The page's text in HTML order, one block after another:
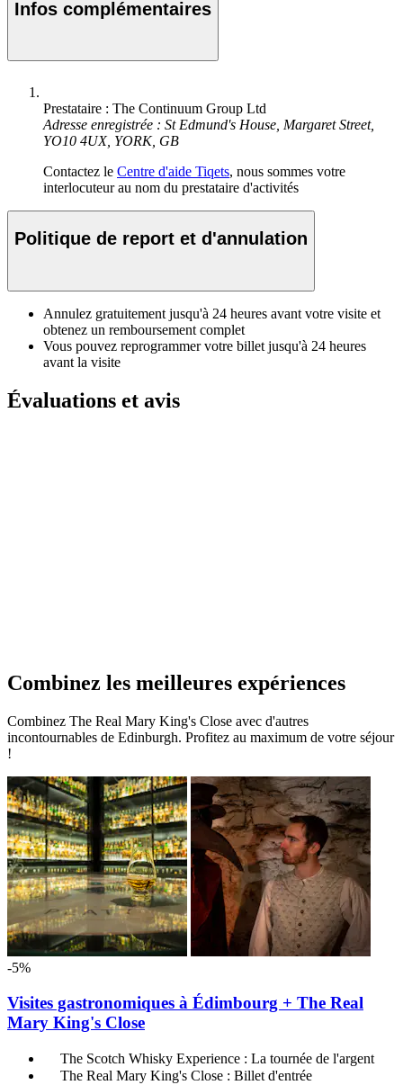
Infos complémentaires
Prestataire : The Continuum Group Ltd
Adresse enregistrée : St Edmund's House, Margaret Street,
YO10 4UX, YORK, GB
Contactez le Centre d'aide Tiqets, nous sommes votre
interlocuteur au nom du prestataire d'activités
Politique de report et d'annulation
Annulez gratuitement jusqu'à 24 heures avant votre visite et
obtenez un remboursement complet
Vous pouvez reprogrammer votre billet jusqu'à 24 heures
avant la visite
Évaluations et avis
Combinez les meilleures expériences
Combinez The Real Mary King's Close avec d'autres
incontournables de Edinburgh. Profitez au maximum de votre séjour
!
-5%
Visites gastronomiques à Édimbourg + The Real
Mary King's Close
The Scotch Whisky Experience : La tournée de l'argent
The Real Mary King's Close : Billet d'entrée